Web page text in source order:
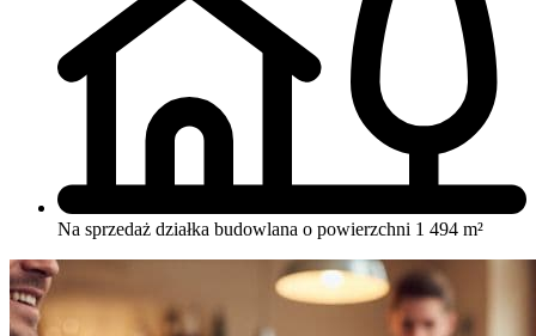
Na sprzedaż działka budowlana o powierzchni 1 494 m²